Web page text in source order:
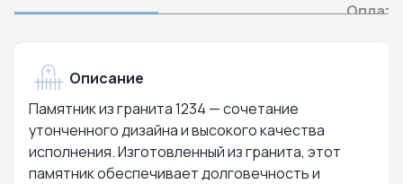
Оплата
Описание
Памятник из гранита 1234 — сочетание
утонченного дизайна и высокого качества
исполнения. Изготовленный из гранита, этот
памятник обеспечивает долговечность и